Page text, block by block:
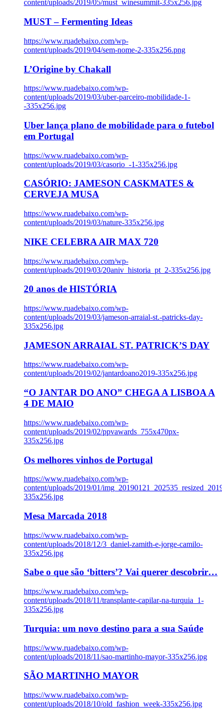
content/uploads/2019/05/must_winesummit-335x256.jpg
MUST – Fermenting Ideas
https://www.ruadebaixo.com/wp-
content/uploads/2019/04/sem-nome-2-335x256.png
L’Origine by Chakall
https://www.ruadebaixo.com/wp-
content/uploads/2019/03/uber-parceiro-mobilidade-1-
-335x256.jpg
Uber lança plano de mobilidade para o futebol
em Portugal
https://www.ruadebaixo.com/wp-
content/uploads/2019/03/casorio_-1-335x256.jpg
CASÓRIO: JAMESON CASKMATES &
CERVEJA MUSA
https://www.ruadebaixo.com/wp-
content/uploads/2019/03/nature-335x256.jpg
NIKE CELEBRA AIR MAX 720
https://www.ruadebaixo.com/wp-
content/uploads/2019/03/20aniv_historia_pt_2-335x256.jpg
20 anos de HISTÓRIA
https://www.ruadebaixo.com/wp-
content/uploads/2019/03/jameson-arraial-st.-patricks-day-
335x256.jpg
JAMESON ARRAIAL ST. PATRICK’S DAY
https://www.ruadebaixo.com/wp-
content/uploads/2019/02/jantardoano2019-335x256.jpg
“O JANTAR DO ANO” CHEGA A LISBOA A
4 DE MAIO
https://www.ruadebaixo.com/wp-
content/uploads/2019/02/ppvawards_755x470px-
335x256.jpg
Os melhores vinhos de Portugal
https://www.ruadebaixo.com/wp-
content/uploads/2019/01/
335x256.jpg
Mesa Marcada 2018
https://www.ruadebaixo.com/wp-
content/uploads/2018/12/3_daniel-zamith-e-jorge-camilo-
335x256.jpg
Sabe o que são ‘bitters’? Vai querer descobrir…
https://www.ruadebaixo.com/wp-
content/uploads/2018/11/transplante-capilar-na-turquia_1-
335x256.jpg
Turquia: um novo destino para a sua Saúde
https://www.ruadebaixo.com/wp-
content/uploads/2018/11/sao-martinho-mayor-335x256.jpg
SÃO MARTINHO MAYOR
https://www.ruadebaixo.com/wp-
content/uploads/2018/10/old_fashion_week-335x256.jpg